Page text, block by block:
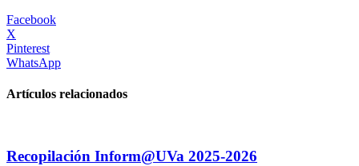
Facebook
X
Pinterest
WhatsApp
Artículos relacionados
Recopilación Inform@UVa 2025-2026